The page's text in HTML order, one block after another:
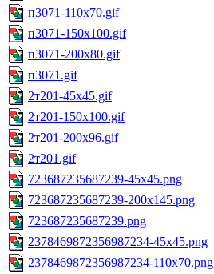
п3071-110x70.gif
п3071-150x100.gif
п3071-200x80.gif
п3071.gif
2т201-45x45.gif
2т201-150x100.gif
2т201-200x96.gif
2т201.gif
723687235687239-45x45.png
723687235687239-200x145.png
723687235687239.png
2378469872356987234-45x45.png
2378469872356987234-110x70.png